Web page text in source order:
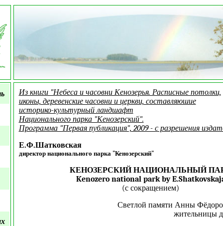
Из книги "Небеса и часовни Кенозерья. Расписные потолки,
иконы, деревенские часовни и церкви, составляюшие
историко-культурный ландшафт
Национального парка "Кенозерский".
Программа "Первая публикация", 2009 - с разрешения
Е.Ф.Шатковская
директор национального парка "Кенозерский"
КЕНОЗЕРСКИЙ НАЦИОНАЛЬНЫЙ
Kenozero national park by
(с сокращением)
Светлой памяти Анны
жительницы